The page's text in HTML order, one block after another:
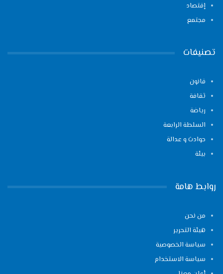
إقتصاد
مجتمع
تصنيفات
قانون
ثقافة
رياضة
السلطة الرابعة
حوادث و عدالة
بيئة
روابط هامة
من نحن
هيئة التحرير
سياسة الخصوصية
سياسة الاستخدام